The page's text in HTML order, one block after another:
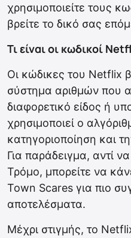
χρησιμοποιείτε τους
βρείτε το δικό σας
Τι είναι οι κωδικοί
Οι κώδικες του Netflix
σύστημα αριθμών που
διαφορετικό είδος ή
χρησιμοποιεί ο
κατηγοριοποίηση και
Για παράδειγμα, αντί
Τρόμο, μπορείτε να
Town Scares για πιο
αποτελέσματα.
Μέχρι στιγμής, το